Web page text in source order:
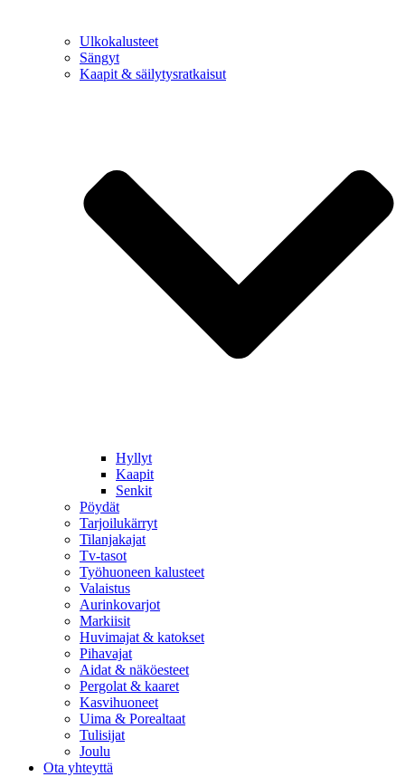
Ulkokalusteet
Sängyt
Kaapit & säilytysratkaisut
Hyllyt
Kaapit
Senkit
Pöydät
Tarjoilukärryt
Tilanjakajat
Tv-tasot
Työhuoneen kalusteet
Valaistus
Aurinkovarjot
Markiisit
Huvimajat & katokset
Pihavajat
Aidat & näköesteet
Pergolat & kaaret
Kasvihuoneet
Uima & Porealtaat
Tulisijat
Joulu
Ota yhteyttä